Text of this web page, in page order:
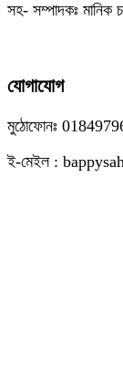
সহ- সম্পাদকঃ মানিক
যোগাযোগ
মুঠোফোনঃ
ই-মেইল :